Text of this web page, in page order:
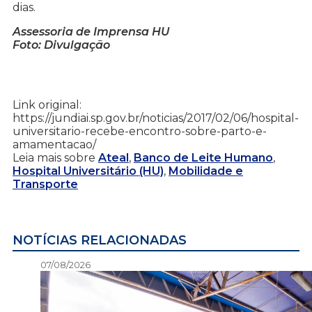
dias.
Assessoria de Imprensa HU
Foto: Divulgação
Link original:
https://jundiai.sp.gov.br/noticias/2017/02/06/hospital-
universitario-recebe-encontro-sobre-parto-e-
amamentacao/
Leia mais sobre Ateal, Banco de Leite Humano,
Hospital Universitário (HU), Mobilidade e
Transporte
NOTÍCIAS RELACIONADAS
07/08/2026